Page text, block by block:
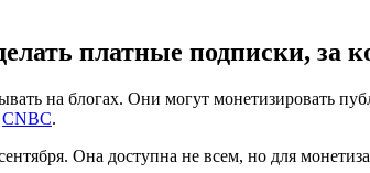
платные подписки, за
на блогах. Они могут монетизировать
CNBC.
Она доступна не всем, но для